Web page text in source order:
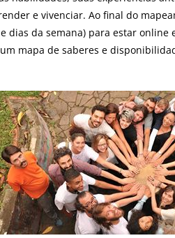
e vivenciar. Ao final do
dias da semana) para estar
mapa de saberes e